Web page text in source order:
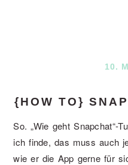
10.
{HOW TO}
So. „Wie geht Snapchat“-
ich finde, das muss auch
wie er die App gerne für